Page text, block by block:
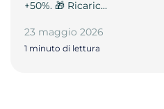
+50%. 🎁 Ricaric…
23 maggio 2026
1 minuto di lettura